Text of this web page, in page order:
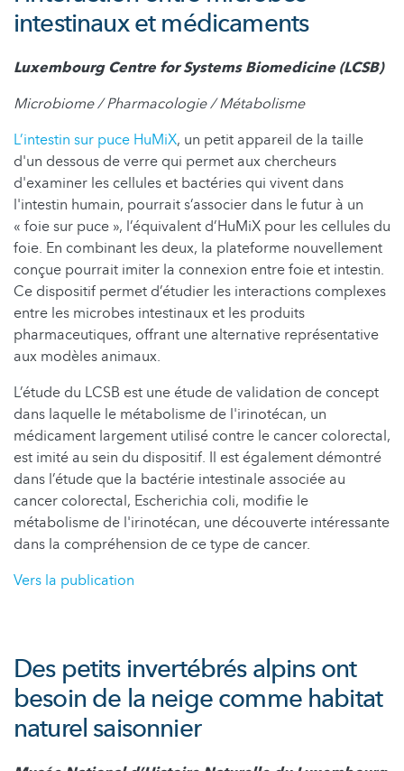
intestinaux et médicaments
Luxembourg Centre for Systems Biomedicine (LCSB)
Microbiome / Pharmacologie / Métabolisme
L’intestin sur puce HuMiX, un petit appareil de la taille
d'un dessous de verre qui permet aux chercheurs
d'examiner les cellules et bactéries qui vivent dans
l'intestin humain, pourrait s’associer dans le futur à un
« foie sur puce », l’équivalent d’HuMiX pour les cellules du
foie. En combinant les deux, la plateforme nouvellement
conçue pourrait imiter la connexion entre foie et intestin.
Ce dispositif permet d’étudier les interactions complexes
entre les microbes intestinaux et les produits
pharmaceutiques, offrant une alternative représentative
aux modèles animaux.
L’étude du LCSB est une étude de validation de concept
dans laquelle le métabolisme de l'irinotécan, un
médicament largement utilisé contre le cancer colorectal,
est imité au sein du dispositif. Il est également démontré
dans l’étude que la bactérie intestinale associée au
cancer colorectal, Escherichia coli, modifie le
métabolisme de l'irinotécan, une découverte intéressante
dans la compréhension de ce type de cancer.
Vers la publication
Des petits invertébrés alpins ont
besoin de la neige comme habitat
naturel saisonnier